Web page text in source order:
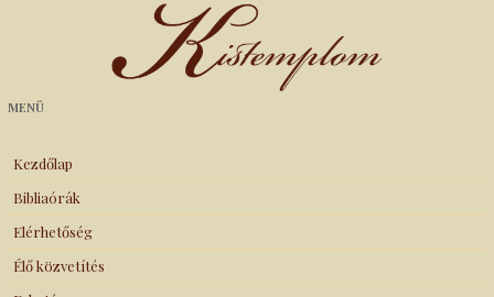
Kistemplom
MENÜ
Kezdőlap
Bibliaórák
Elérhetőség
Élő közvetítés